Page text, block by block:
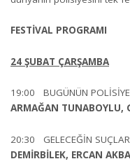
FESTİVAL PROGRAMI
24 ŞUBAT ÇARŞAMBA
19:00 BUGÜNÜN
ARMAĞAN TUNABOYLU,
20:30 GELECEĞİN
DEMİRBİLEK, ERCAN